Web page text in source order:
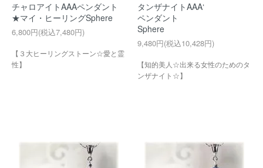
チャロアイトAAAペンダント
★マイ・ヒーリングSphere
6,800円(税込7,480円)
【３大ヒーリングストーン☆愛と霊
性】
タンザナイトAAA‘
ペンダント
Sphere
9,480円(税込10,428円)
【知的美人☆出来る女性のためのタ
ンザナイト☆】